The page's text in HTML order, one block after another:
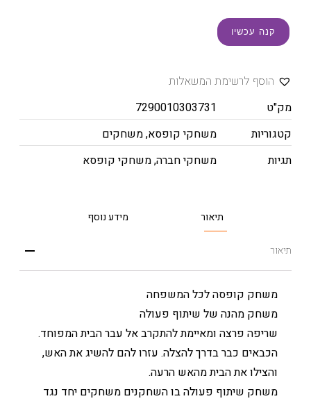
קנה עכשיו
הוסף לרשימת המשאלות
מק"ט
7290010303731
קטגוריות
משחקי קופסא,משחקים
תגיות
משחקי חברה,משחקי קופסא
תיאור מידע נוסף
תיאור
משחק קופסה לכל המשפחה
משחק מהנה של שיתוף פעולה
שריפה פרצה ומאיימת להתקרב אל עבר הבית המפוחד.
הכבאים כבר בדרך להצלה. עזרו להם להשיג את האש,
והצילו את הבית מהאש הרעה.
משחק שיתוף פעולה בו השחקנים משחקים יחד נגד